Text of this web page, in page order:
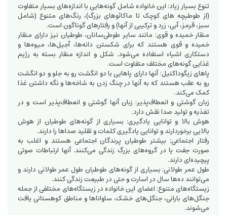
تنوع بسیار زیاد: این خانواده شامل گونه‌هایی با اندازه‌های بسیار متفاوت
(از طوطیچه های کوچک تا ماکائوهای بزرگ)، رنگ‌های متنوع (شامل
سبز، قرمز، آبی، زرد و ترکیبی از آنها) و رفتارهای گوناگون است.
منقار خمیده و قوی: مانند سایر طوطی‌سانان، طوطیان نیز دارای منقار
خمیده و قوی هستند که برای شکستن دانه‌ها، آجیل‌ها، میوه‌ها و
دستکاری اشیاء استفاده می‌شود. شکل و اندازه منقار بسته به رژیم
غذایی گونه‌های مختلف متفاوت است.
پاهای زیگوداکتیل: آنها دارای پاهایی با دو انگشت رو به جلو و دو انگشت
رو به عقب هستند که به آنها در چنگ زدن به شاخه‌ها و نگه داشتن غذا
کمک می‌کند.
زبان گوشتی و انعطاف‌پذیر: زبان آنها گوشتی و انعطاف‌پذیر است و در
تغذیه و تولید صدا نقش دارد.
هوش بالا و توانایی یادگیری: بسیاری از گونه‌های طوطیان از هوش
بالایی برخوردارند و توانایی یادگیری کلمات و تقلید صداها را دارند.
رفتار اجتماعی: بیشتر طوطیان پرندگان اجتماعی هستند و اغلب به
صورت جفت یا در گروه‌های بزرگ زندگی می‌کنند. آنها ارتباطات صوتی
پیچیده‌ای دارند.
طول عمر طولانی: بسیاری از گونه‌های طوطیان طول عمر طولانی دارند و
می‌توانند ده‌ها سال در اسارت و حتی در طبیعت زندگی کنند.
زیستگاه‌های متنوع: اعضای این خانواده در زیستگاه‌های مختلفی از جمله
جنگل‌های بارانی، جنگل‌های خشک، ساواناها و مناطق کوهستانی یافت
می‌شوند.